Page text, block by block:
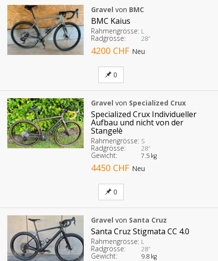
Gravel von BMC
BMC Kaius
Rahmengrösse: L
Radgrösse: 28″
4200 CHF Neu
0
Gravel von Specialized Crux
Specialized Crux Individueller
Aufbau und nicht von der
Stange!è
Rahmengrösse: S
Radgrösse: 28″
Gewicht: 7.5 kg
4450 CHF Neu
0
Gravel von Santa Cruz
Santa Cruz Stigmata CC 4.0
Rahmengrösse: L
Radgrösse: 28″
Gewicht: 9.8 kg